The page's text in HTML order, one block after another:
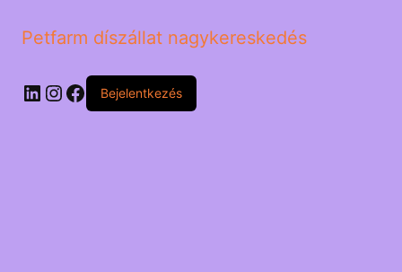
Petfarm díszállat nagykereskedés
LinkedIn
Instagram
Facebook
Bejelentkezés